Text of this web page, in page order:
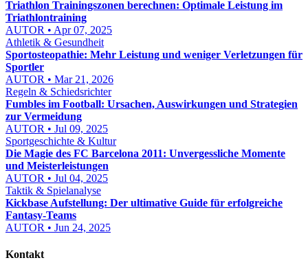
Triathlon Trainingszonen berechnen: Optimale Leistung im
Triathlontraining
AUTOR • Apr 07, 2025
Athletik & Gesundheit
Sportosteopathie: Mehr Leistung und weniger Verletzungen für
Sportler
AUTOR • Mar 21, 2026
Regeln & Schiedsrichter
Fumbles im Football: Ursachen, Auswirkungen und Strategien
zur Vermeidung
AUTOR • Jul 09, 2025
Sportgeschichte & Kultur
Die Magie des FC Barcelona 2011: Unvergessliche Momente
und Meisterleistungen
AUTOR • Jul 04, 2025
Taktik & Spielanalyse
Kickbase Aufstellung: Der ultimative Guide für erfolgreiche
Fantasy-Teams
AUTOR • Jun 24, 2025
Kontakt